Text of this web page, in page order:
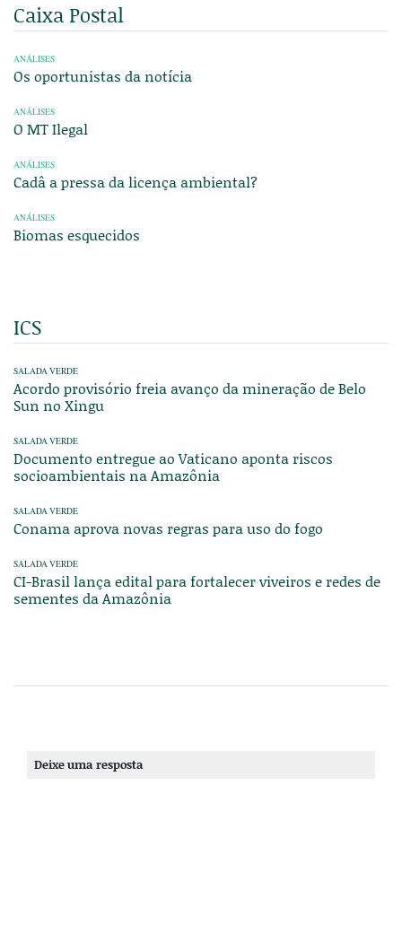
Caixa Postal
ANÁLISES
Os oportunistas da notícia
ANÁLISES
O MT Ilegal
ANÁLISES
Cadâ a pressa da licença ambiental?
ANÁLISES
Biomas esquecidos
ICS
SALADA VERDE
Acordo provisório freia avanço da mineração de Belo
Sun no Xingu
SALADA VERDE
Documento entregue ao Vaticano aponta riscos
socioambientais na Amazônia
SALADA VERDE
Conama aprova novas regras para uso do fogo
SALADA VERDE
CI-Brasil lança edital para fortalecer viveiros e redes de
sementes da Amazônia
Deixe uma resposta